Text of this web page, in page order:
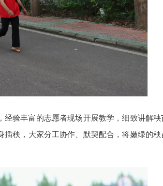
验丰富的志愿者现场开展教学，细致讲解
秧，大家分工协作、默契配合，将嫩绿的